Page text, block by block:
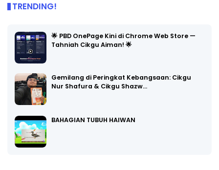
TRENDING!
🌟 PBD OnePage Kini di Chrome Web Store —
Tahniah Cikgu Aiman! 🌟
Gemilang di Peringkat Kebangsaan: Cikgu
Nur Shafura & Cikgu Shazw…
BAHAGIAN TUBUH HAIWAN